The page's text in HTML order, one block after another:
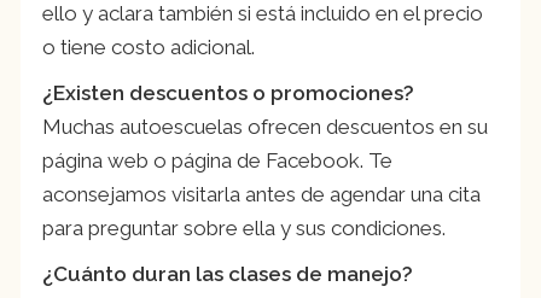
ello y aclara también si está incluido en el precio
o tiene costo adicional.
¿Existen descuentos o promociones?
Muchas autoescuelas ofrecen descuentos en su
página web o página de Facebook. Te
aconsejamos visitarla antes de agendar una cita
para preguntar sobre ella y sus condiciones.
¿Cuánto duran las clases de manejo?